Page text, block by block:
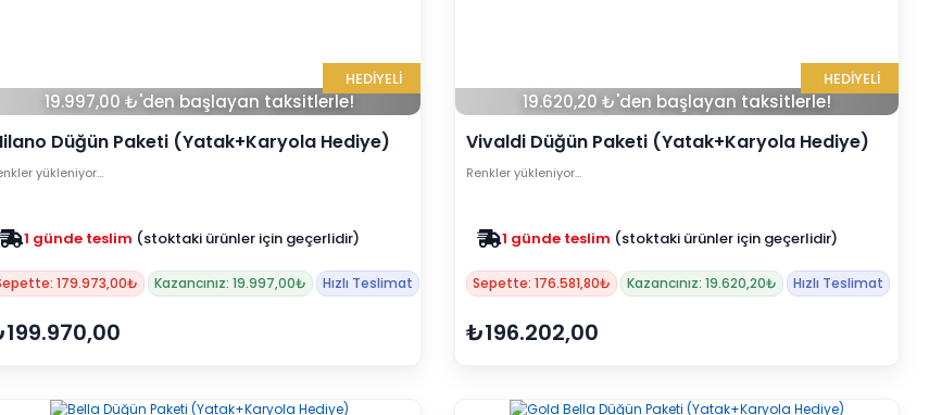
HEDİYELİ
19.997,00 ₺'den başlayan taksitlerle!
Düğün Paketi (Yatak+Karyola Hediye)
yükleniyor…
Zam yok 2025 fiyatları devam ediyor
179.973,00₺ Kazancınız: 19.997,00₺ Hızlı Teslimat
HEDİYELİ
19.620,20 ₺'den başlayan taksitlerle!
Vivaldi Düğün Paketi (Yatak+Karyola Hediye)
Renkler yükleniyor…
Zam yok 2025 fiyatları devam ediyor
Sepette: 176.581,80₺ Kazancınız: 19.620,20₺ Hızlı Teslimat
₺196.202,00